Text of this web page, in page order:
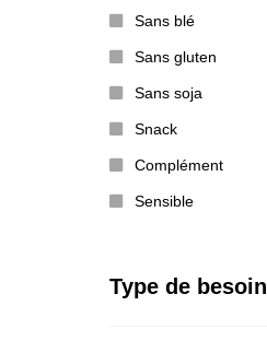
Sans blé
Sans gluten
Sans soja
Snack
Complément
Sensible
Type de besoin